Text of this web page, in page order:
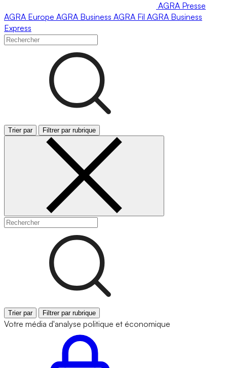
AGRA Presse
AGRA Europe AGRA Business AGRA Fil AGRA Business
Express
Trier par Filtrer par rubrique
Trier par Filtrer par rubrique
Votre média d'analyse politique et économique